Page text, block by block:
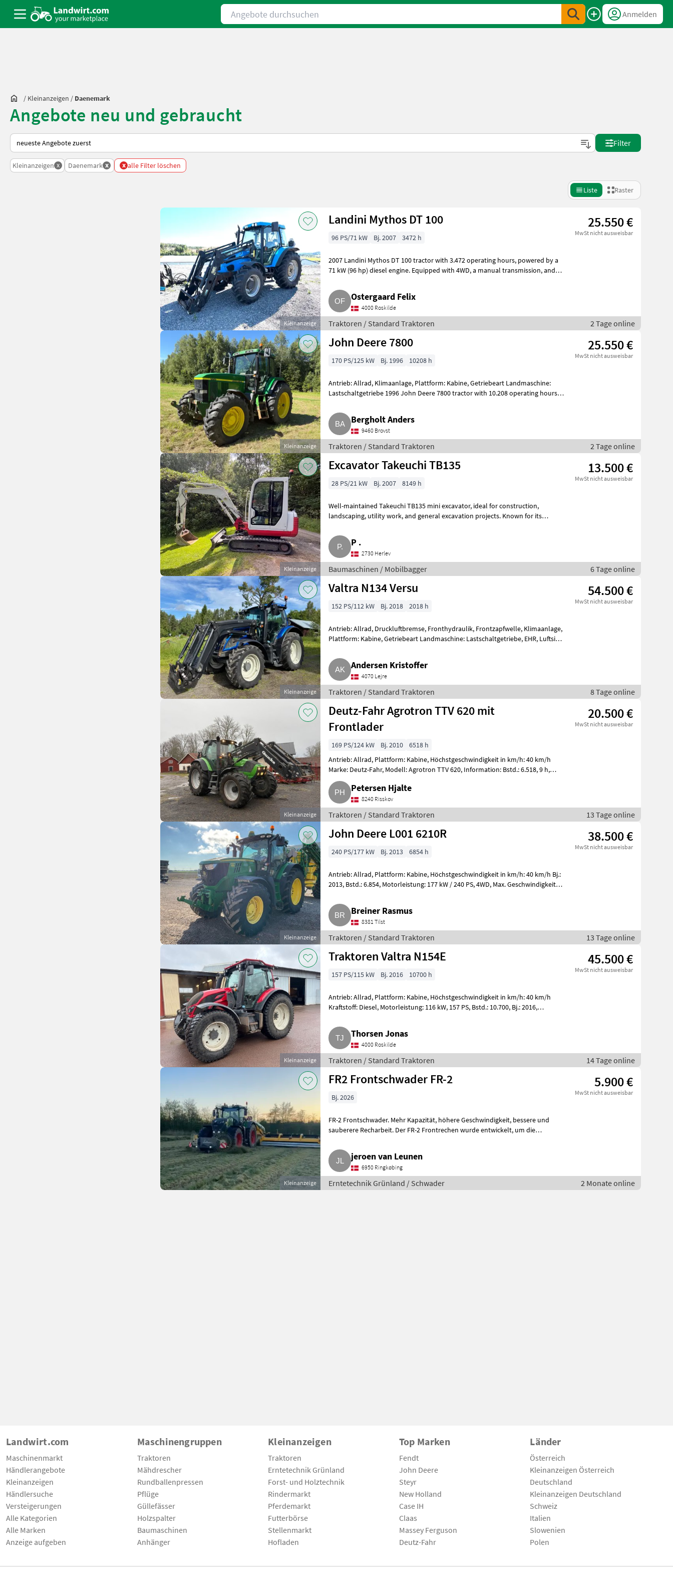
Angebote durchsuchen
Anmelden
/ Kleinanzeigen / Daenemark
Angebote neu und gebraucht
So wird auf Landwirt.com sortiert
Filter
Kleinanzeigen x Daenemark x x alle Filter löschen
Liste Raster
Kleinanzeige
Landini Mythos DT 100 25.550 €
MwSt nicht ausweisbar
96 PS/71 kW Bj. 2007 3472 h
2007 Landini Mythos DT 100 tractor with 3.472 operating hours, powered by a
71 kW (96 hp) diesel engine. Equipped with 4WD, a manual transmission, and
Ostergaard Felix
4000 Roskilde
Traktoren / Standard Traktoren 2 Tage online
Kleinanzeige
John Deere 7800 25.550 €
MwSt nicht ausweisbar
170 PS/125 kW Bj. 1996 10208 h
Antrieb: Allrad, Klimaanlage, Plattform: Kabine, Getriebeart Landmaschine:
Lastschaltgetriebe 1996 John Deere 7800 tractor with 10.208 operating hours,
Bergholt Anders
9460 Brovst
Traktoren / Standard Traktoren 2 Tage online
Kleinanzeige
Excavator Takeuchi TB135 13.500 €
MwSt nicht ausweisbar
28 PS/21 kW Bj. 2007 8149 h
Well-maintained Takeuchi TB135 mini excavator, ideal for construction,
landscaping, utility work, and general excavation projects. Known for its
P .
2730 Herlev
Baumaschinen / Mobilbagger 6 Tage online
Kleinanzeige
Valtra N134 Versu 54.500 €
MwSt nicht ausweisbar
152 PS/112 kW Bj. 2018 2018 h
Antrieb: Allrad, Druckluftbremse, Fronthydraulik, Frontzapfwelle, Klimaanlage,
Plattform: Kabine, Getriebeart Landmaschine: Lastschaltgetriebe, EHR, Luftsitz,
Andersen Kristoffer
4070 Lejre
Traktoren / Standard Traktoren 8 Tage online
Kleinanzeige
Deutz-Fahr Agrotron TTV 620 mit
Frontlader
20.500 €
MwSt nicht ausweisbar
169 PS/124 kW Bj. 2010
6518 h
Antrieb: Allrad, Plattform: Kabine, Höchstgeschwindigkeit in km/h: 40 km/h
Marke: Deutz-Fahr, Modell: Agrotron TTV 620, Information: Bstd.: 6.518, 9 h,
Motorleistung: 1
Petersen Hjalte
8240 Risskov
Traktoren / Standard Traktoren 13 Tage online
Kleinanzeige
John Deere L001 6210R 38.500 €
MwSt nicht ausweisbar
240 PS/177 kW Bj. 2013 6854 h
Antrieb: Allrad, Plattform: Kabine, Höchstgeschwindigkeit in km/h: 40 km/h Bj.:
2013, Bstd.: 6.854, Motorleistung: 177 kW / 240 PS, 4WD, Max. Geschwindigkeit
Breiner Rasmus
8381 Tilst
Traktoren / Standard Traktoren 13 Tage online
Kleinanzeige
Traktoren Valtra N154E 45.500 €
MwSt nicht ausweisbar
157 PS/115 kW Bj. 2016 10700 h
Antrieb: Allrad, Plattform: Kabine, Höchstgeschwindigkeit in km/h: 40 km/h
Kraftstoff: Diesel, Motorleistung: 116 kW, 157 PS, Bstd.: 10.700, Bj.: 2016,
Thorsen Jonas
4000 Roskilde
Traktoren / Standard Traktoren 14 Tage online
Kleinanzeige
FR2 Frontschwader FR-2 5.900 €
MwSt nicht ausweisbar
Bj. 2026
FR-2 Frontschwader. Mehr Kapazität, höhere Geschwindigkeit, bessere und
sauberere Recharbeit. Der FR-2 Frontrechen wurde entwickelt, um die
jeroen van Leunen
6950 Ringkøbing
Erntetechnik Grünland / Schwader 2 Monate online
Landwirt.com
Maschinenmarkt
Händlerangebote
Kleinanzeigen
Händlersuche
Versteigerungen
Alle Kategorien
Alle Marken
Anzeige aufgeben
Maschinengruppen
Traktoren
Mähdrescher
Rundballenpressen
Pflüge
Güllefässer
Holzspalter
Baumaschinen
Anhänger
Kleinanzeigen
Traktoren
Erntetechnik Grünland
Forst- und Holztechnik
Rindermarkt
Pferdemarkt
Futterbörse
Stellenmarkt
Hofladen
Top Marken
Fendt
John Deere
Steyr
New Holland
Case IH
Claas
Massey Ferguson
Deutz-Fahr
Länder
Österreich
Kleinanzeigen Österreich
Deutschland
Kleinanzeigen Deutschland
Schweiz
Italien
Slowenien
Polen